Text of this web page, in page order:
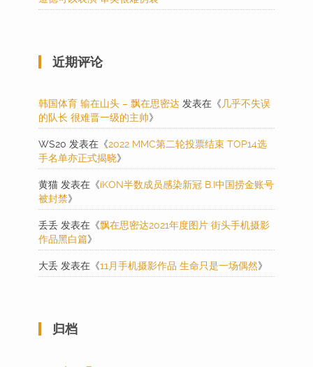
近期评论
韩国体育 输在山头 – 飘在思密达 发表在《 几乎不失误
的队长 很难晋一级的主帅》
WS20 发表在《2022 MMC第二轮投票结束 TOP14选
手名单亦正式揭晓》
黄猫 发表在《iKON半数成员感染新冠 B.I中国捞金账号
被封禁》
丢丢 发表在《飘在思密达2021年度图片 街头手机摄影
作品黑白篇》
大丢 发表在《11月手机摄影作品 生命只是一场偶然》
归档